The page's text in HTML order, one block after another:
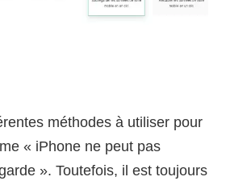
méthodes à utiliser pour
« iPhone ne peut pas
». Toutefois, il est toujours